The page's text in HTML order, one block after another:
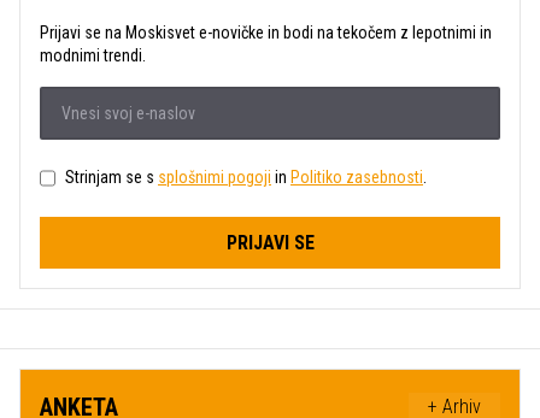
Prijavi se na Moskisvet e-novičke in bodi na tekočem z lepotnimi in
modnimi trendi.
Strinjam se s splošnimi pogoji in Politiko zasebnosti.
PRIJAVI SE
ANKETA + Arhiv